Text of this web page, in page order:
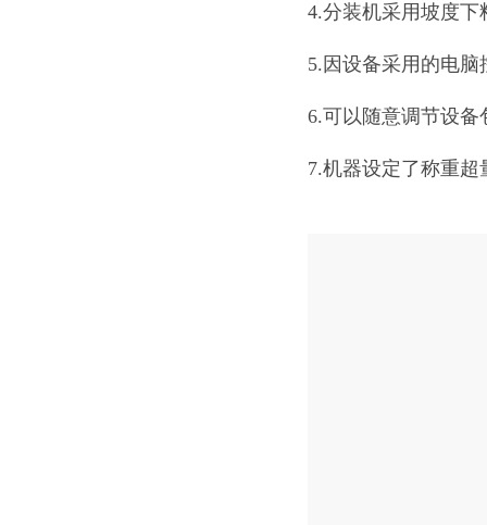
4.分装机采用坡度
5.因设备采用的电
6.可以随意调节设备
7.机器设定了称重